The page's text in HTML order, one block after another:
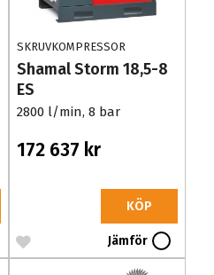
SKRUVKOMPRESSOR
Shamal Storm 18,5-8
ES
2800 l/min, 8 bar
172 637 kr
KÖP
Jämför